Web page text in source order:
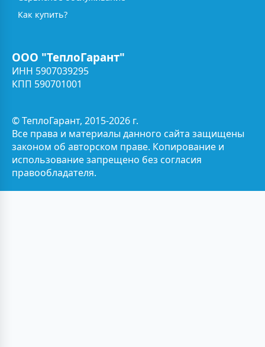
Как купить?
ООО "ТеплоГарант"
ИНН 5907039295
КПП 590701001
© ТеплоГарант, 2015-2026 г.
Все права и материалы данного сайта защищены
законом об авторском праве. Копирование и
использование запрещено без согласия
правообладателя.